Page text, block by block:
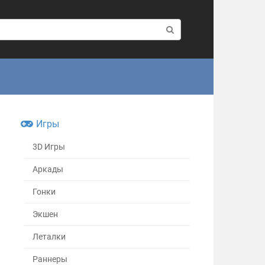
Игры
3D Игры
Аркады
Гонки
Экшен
Леталки
Раннеры